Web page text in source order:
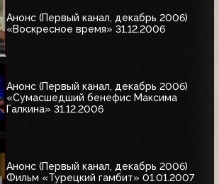
Анонс (Первый канал, декабрь 2006)
«Воскресное время» 31.12.2006
Анонс (Первый канал, декабрь 2006)
«Сумасшедший бенефис Максима
Галкина» 31.12.2006
Анонс (Первый канал, декабрь 2006)
Фильм «Турецкий гамбит» 01.01.2007